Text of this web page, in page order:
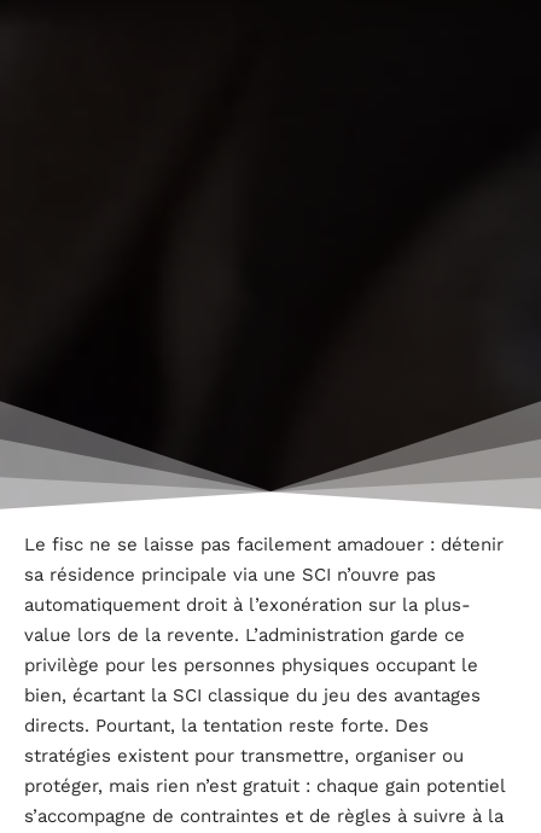
Le fisc ne se laisse pas facilement amadouer : détenir
sa résidence principale via une SCI n’ouvre pas
automatiquement droit à l’exonération sur la plus-
value lors de la revente. L’administration garde ce
privilège pour les personnes physiques occupant le
bien, écartant la SCI classique du jeu des avantages
directs. Pourtant, la tentation reste forte. Des
stratégies existent pour transmettre, organiser ou
protéger, mais rien n’est gratuit : chaque gain potentiel
s’accompagne de contraintes et de règles à suivre à la